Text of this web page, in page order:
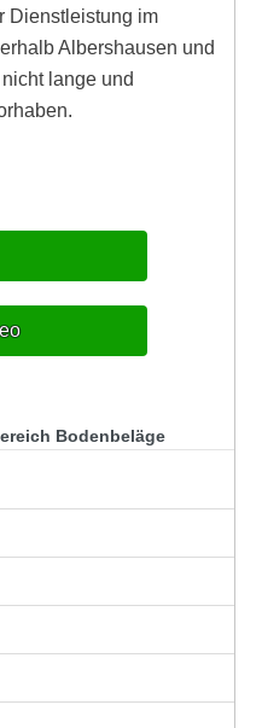
Dienstleistung im
Albershausen und
lange und
Bodenbeläge